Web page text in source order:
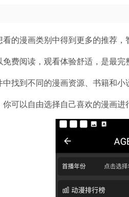
的漫画类别中得到更多的推荐
费阅读，观看体验舒适，是最
找到不同的漫画资源、书籍和小
可以自由选择自己喜欢的漫画